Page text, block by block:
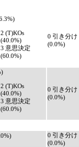
2 (T)KOs
(40.0%)
3 意思決定
(60.0%)
0 引き分け
(0.0%)
2 (T)KOs
(40.0%)
3 意思決定
(60.0%)
0 引き分け
(0.0%)
0 引き分け
(0.0%)